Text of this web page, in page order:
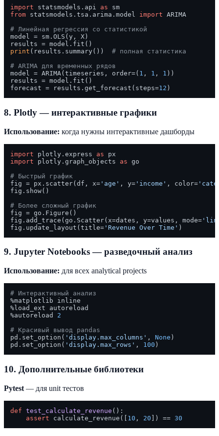
import statsmodels.api as
from statsmodels.tsa.arima.model import ARIMA
# Линейная регрессия со статистикой
model = sm.OLS(y, X)
print (results.summary()) # полная статистика
# ARIMA для временных рядов
model = ARIMA(timeseries, order=( 1 , 1 , 1 ))
results = model.fit()
forecast = results.get_forecast(steps=12
8. Plotly — интерактивные графики
Использование: когда нужны интерактивные дашборды
import plotly.express as
import plotly.graph_objects as go
# Быстрый график
fig = px.scatter(df, x= 'age' , y= 'income' , color=
fig.show()
# Более сложный график
fig = go.Figure()
fig.add_trace(go.Scatter(x=dates, y=values, mode=
fig.update_layout(title= 'Revenue Over Time'
9. Jupyter Notebooks — разведочный анализ
Использование: для всех analytical projects
# Интерактивный анализ
%matplotlib inline
%load_ext autoreload
%autoreload 2
# Красивый вывод pandas
pd.set_option( 'display.max_columns' , None )
pd.set_option( 'display.max_rows' , 100
10. Дополнительные библиотеки
Pytest — для unit тестов
def test_calculate_revenue ():
assert calculate_revenue([ 10 , 20 ]) == 30